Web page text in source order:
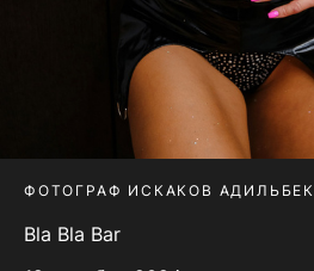
ФОТОГРАФ ИСКАКОВ АДИЛЬБЕК
Bla Bla Bar